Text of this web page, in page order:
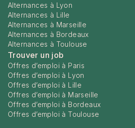
Alternances à Lyon
Alternances à Lille
Alternances à Marseille
Alternances à Bordeaux
Alternances à Toulouse
Trouver un job
Offres d’emploi à Paris
Offres d’emploi à Lyon
Offres d’emploi à Lille
Offres d’emploi à Marseille
Offres d’emploi à Bordeaux
Offres d’emploi à Toulouse